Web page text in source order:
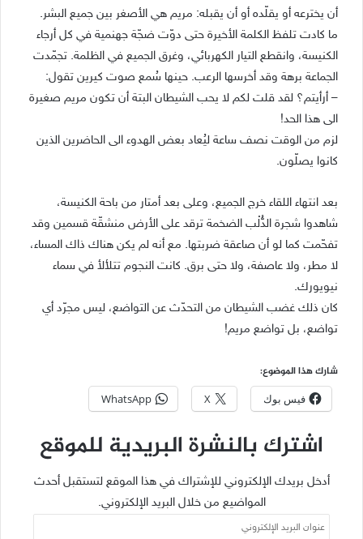
أن يخترعه أو يقلّده أو أن يقبله: مريم هي الأصغر بين جميع البشر.
ما كادت تلفظ الكلمة الأخيرة حتى دوّت ضجّة جهنمية في كل أرجاء
الكنيسة، وانقطع التيار الكهربائي، وغرق الجميع في الظلمة. تجمّدت
الجماعة برهة وقد أخرسها الرعب. حينها سُمع صوت كيرين تقول:
– أرأيتم؟ لقد قلت لكم لا يحب الشيطان البتة أن تكون مريم صغيرة
الى هذا الحد!
لزم من الوقت نصف ساعة ليُعاد بعض الهدوء الى الحاضرين الذين
كانوا يصلّون.
بعد انتهاء اللقاء خرج الجميع، وعلى بعد أمتار من باحة الكنيسة،
شاهدوا شجرة الدُّلْب الضخمة ترقد على الأرض منشقّة قسمين وقد
تفحّمت كما لو أن صاعقة ضربتها. مع أنه لم يكن هناك ذاك المساء،
لا مطر، ولا عاصفة، ولا حتى برق. كانت النجوم تتلألأ في سماء
نيويورك.
كان ذلك غضب الشيطان من التحدّث عن التواضع، ليس مجرّد أي
تواضع، بل تواضع مريم!
شارك هذا الموضوع:
فيس بوك X
WhatsApp
اشترك بالنشرة البريدية للموقع
أدخل بريدك الإلكتروني للإشتراك في هذا الموقع لتستقبل أحدث
المواضيع من خلال البريد الإلكتروني.
عنوان